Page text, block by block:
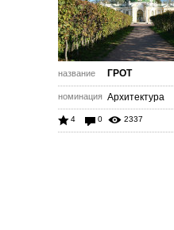
название ГРОТ
номинация Архитектура
4 0 2337